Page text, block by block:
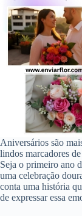
Aniversários são
lindos marcadores
Seja o primeiro ano
uma celebração
conta uma história
de expressar essa